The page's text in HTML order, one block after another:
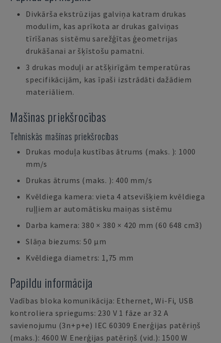
Divkārša ekstrūzijas galviņa katram drukas
modulim, kas aprīkota ar drukas galviņas
tīrīšanas sistēmu sarežģītas ģeometrijas
drukāšanai ar šķīstošu pamatni.
3 drukas moduļi ar atšķirīgām temperatūras
specifikācijām, kas īpaši izstrādāti dažādiem
materiāliem.
Mašīnas priekšrocības
Tehniskās mašīnas priekšrocības
Drukas moduļa kustības ātrums (maks. ): 1000
mm/s
Drukas ātrums (maks. ): 400 mm/s
Kvēldiega kamera: vieta 4 atsevišķiem kvēldiega
ruļļiem ar automātisku maiņas sistēmu
Darba kamera: 380 × 380 × 420 mm (60 648 cm3)
Slāņa biezums: 50 µm
Kvēldiega diametrs: 1,75 mm
Papildu informācija
Vadības bloka komunikācija: Ethernet, Wi-Fi, USB
kontroliera spriegums: 230 V 1 fāze ar 32 A
savienojumu (3n+p+e) IEC 60309 Enerģijas patēriņš
(maks.): 4600 W Enerģijas patēriņš (vid.): 1500 W